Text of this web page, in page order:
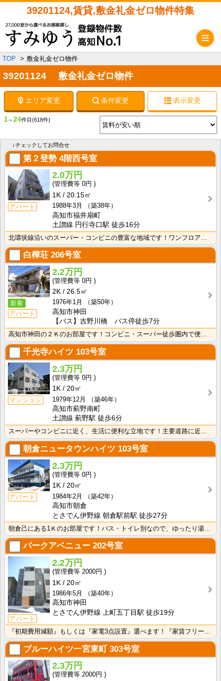
39201124,賃貸,敷金礼金ゼロ物件特集
TOP 敷金礼金ゼロ物件
39201124 敷金礼金ゼロ物件
エリア変更 条件変更 表示変更
1～24件目 (618件)
↓チェックしてお問合せ
第２登勢 4階西号室
アパート
2.0万円
0円
1K
20.15㎡
1988年3月
（築38年）
高知市福井扇町
土讃線 円行寺口駅 徒歩16分
北環状線沿いのスーパー・コンビニの豊富な地域です！ワンフロアに2世帯ずつなので窓が多く、風通しの良い･･･
白樺荘 206号室
新着
アパート
2.2万円
0円
2K
26.5㎡
1976年1月
（築50年）
高知市神田
【バス】吉野川橋 バス停徒歩7分
高知市神田の２Ｋのお部屋です！コンビニ・スーパー徒歩圏内で便利です！バス・トイレ別なので、ゆったり湯･･･
千光寺ハイツ 103号室
マンション
2.3万円
0円
1K
20㎡
1979年12月
（築46年）
高知市薊野南町
土讃線 薊野駅 徒歩6分
スーパーやコンビニに近く、生活に便利な立地です！主要道路に近いので、中心地へのアクセスも良好！
朝倉ニュータウンハイツ 103号室
アパート
2.3万円
0円
1K
20㎡
1984年2月
（築42年）
高知市朝倉
とさでん伊野線 朝倉駅前駅 徒歩27分
パークアベニュー 202号室
アパート
2.2万円
2000円
1K
20㎡
1986年5月
（築40年）
高知市神田
とさでん伊野線 上町五丁目駅 徒歩19分
ブルーハイツ一宮東町303号室
2.3万円
2000円